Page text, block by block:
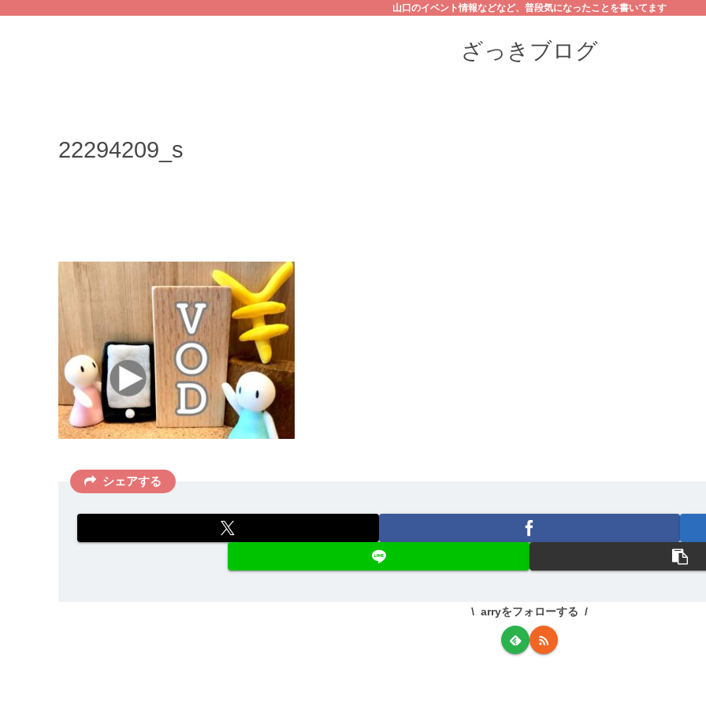
山口のイベント情報などなど、普段気になったことを書いてます
ざっきブログ
22294209_s
シェアする
arryをフォローする